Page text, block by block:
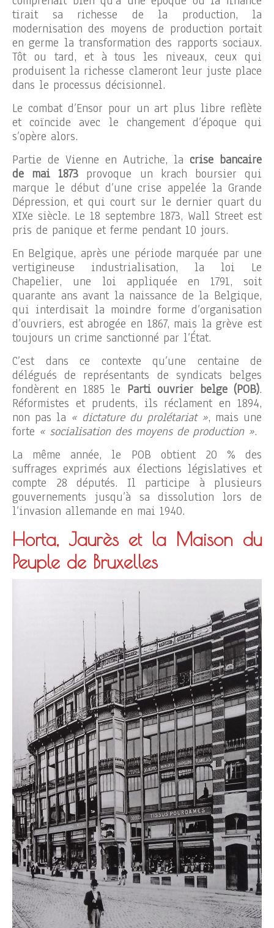
tirait sa richesse de la production, la
modernisation des moyens de production portait
en germe la transformation des rapports sociaux.
Tôt ou tard, et à tous les niveaux, ceux qui
produisent la richesse clameront leur juste place
dans le processus décisionnel.
Le combat d’Ensor pour un art plus libre reflète
et coïncide avec le changement d’époque qui
s’opère alors.
Partie de Vienne en Autriche, la crise bancaire
de mai 1873 provoque un krach boursier qui
marque le début d’une crise appelée la Grande
Dépression, et qui court sur le dernier quart du
XIXe siècle. Le 18 septembre 1873, Wall Street est
pris de panique et ferme pendant 10 jours.
En Belgique, après une période marquée par une
vertigineuse industrialisation, la loi Le
Chapelier, une loi appliquée en 1791, soit
quarante ans avant la naissance de la Belgique,
qui interdisait la moindre forme d’organisation
d’ouvriers, est abrogée en 1867, mais la grève est
toujours un crime sanctionné par l’État.
C’est dans ce contexte qu’une centaine de
délégués de représentants de syndicats belges
fondèrent en 1885 le Parti ouvrier belge (POB).
Réformistes et prudents, ils réclament en 1894,
non pas la « dictature du prolétariat », mais une
forte « socialisation des moyens de production ».
La même année, le POB obtient 20 % des
suffrages exprimés aux élections législatives et
compte 28 députés. Il participe à plusieurs
gouvernements jusqu’à sa dissolution lors de
l’invasion allemande en mai 1940.
Horta, Jaurès et la Maison du
Peuple de Bruxelles